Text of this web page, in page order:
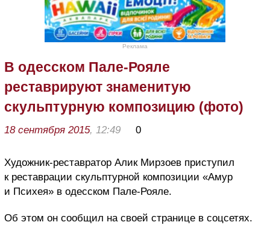
Реклама
В одесском Пале-Рояле
реставрируют знаменитую
скульптурную композицию (фото)
18 сентября 2015, 12:49 0
Художник-реставратор Алик Мирзоев приступил
к реставрации скульптурной композиции «Амур
и Психея» в одесском Пале-Рояле.
Об этом он сообщил на своей странице в соцсетях.